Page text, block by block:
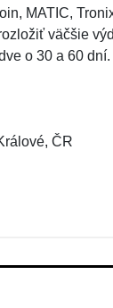
MATIC,
väčšie
o 30 a 60 dní.
ČR